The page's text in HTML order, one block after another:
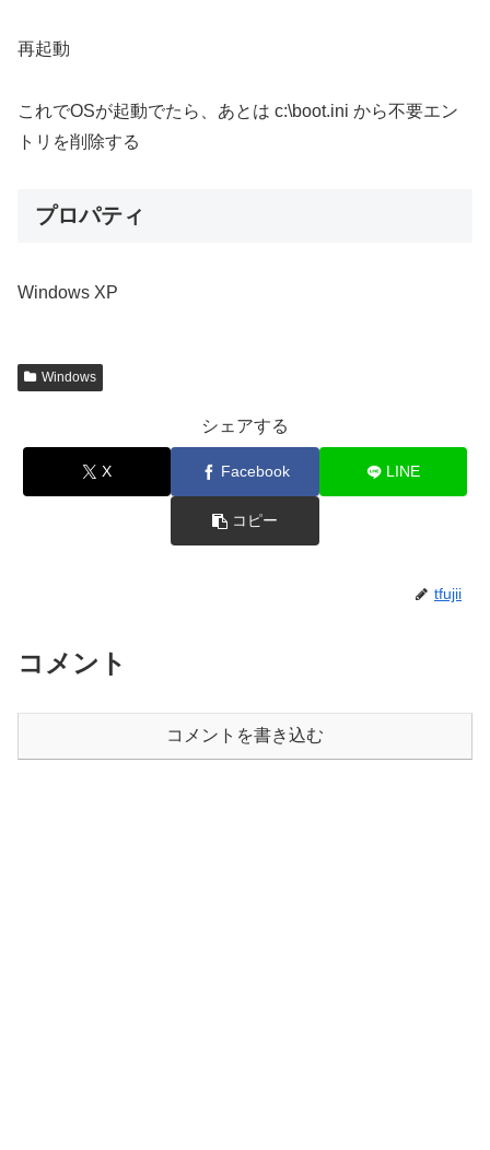
再起動
これでOSが起動でたら、あとは c:\boot.ini から不要エン
トリを削除する
プロパティ
Windows XP
Windows
シェアする
X Facebook LINE
コピー
tfujii
コメント
コメントを書き込む